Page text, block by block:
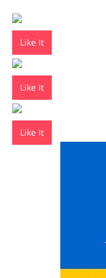
Like It
Like It
Like It